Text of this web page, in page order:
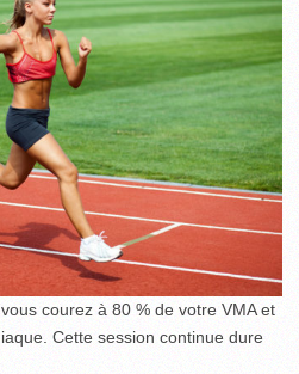
courez à 80 % de votre VMA et
Cette session continue dure